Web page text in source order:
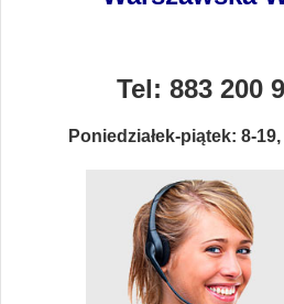
Tel: 883 200
Poniedziałek-piątek: 8-